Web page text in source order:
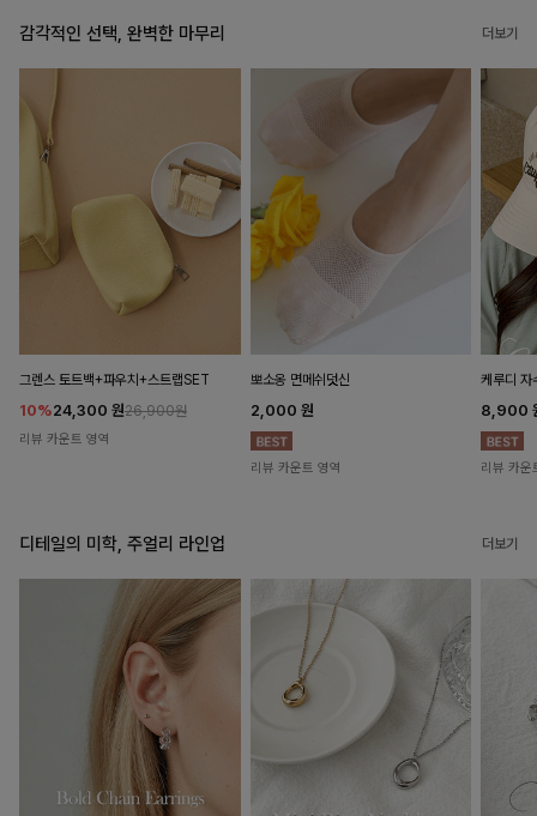
감각적인 선택, 완벽한 마무리 더보기
그렌스 토트백+파우치+스트랩SET
10%24,300 원26,900원
리뷰 카운트 영역
뽀소옹 면메쉬덧신
2,000 원
리뷰 카운트 영역
케루디 자
8,900
리뷰 카운
디테일의 미학, 주얼리 라인업 더보기